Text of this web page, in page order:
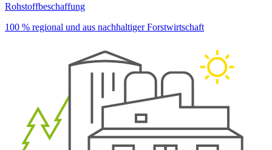
Rohstoffbeschaffung
100 % regional und aus nachhaltiger Forstwirtschaft